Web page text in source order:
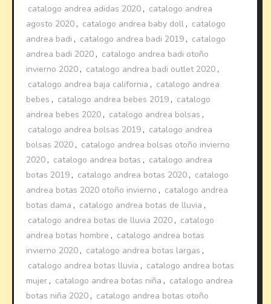
catalogo andrea adidas 2020 , catalogo andrea
agosto 2020 , catalogo andrea baby doll , catalogo
andrea badi , catalogo andrea badi 2019 , catalogo
andrea badi 2020 , catalogo andrea badi otoño
invierno 2020 , catalogo andrea badi outlet 2020 ,
catalogo andrea baja california , catalogo andrea
bebes , catalogo andrea bebes 2019 , catalogo
andrea bebes 2020 , catalogo andrea bolsas ,
catalogo andrea bolsas 2019 , catalogo andrea
bolsas 2020 , catalogo andrea bolsas otoño invierno
2020 , catalogo andrea botas , catalogo andrea
botas 2019 , catalogo andrea botas 2020 , catalogo
andrea botas 2020 otoño invierno , catalogo andrea
botas dama , catalogo andrea botas de lluvia ,
catalogo andrea botas de lluvia 2020 , catalogo
andrea botas hombre , catalogo andrea botas
invierno 2020 , catalogo andrea botas largas ,
catalogo andrea botas lluvia , catalogo andrea botas
mujer , catalogo andrea botas niña , catalogo andrea
botas niña 2020 , catalogo andrea botas otoño